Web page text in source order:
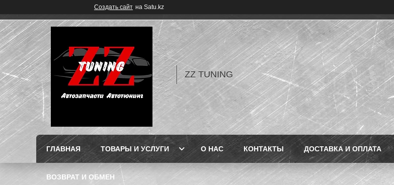
Создать сайт на Satu.kz
ZZ TUNING
ГЛАВНАЯ ТОВАРЫ И УСЛУГИ О НАС КОНТАКТЫ ДОСТАВКА И ОПЛАТА
ВОЗВРАТ И ОБМЕН